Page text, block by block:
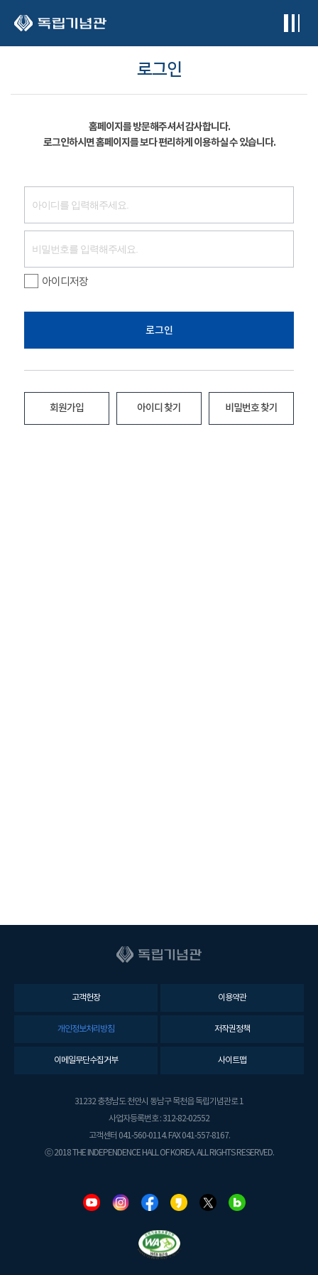
로그인
홈페이지를 방문해주셔서 감사합니다.
로그인하시면 홈페이지를 보다 편리하게 이용하실 수 있습니다.
아이디저장
로그인
회원가입 아이디 찾기 비밀번호 찾기
고객헌장 이용약관
개인정보처리방침 저작권정책
이메일무단수집거부 사이트맵
31232 충청남도 천안시 동남구 목천읍 독립기념관로 1
사업자등록번호 : 312-82-02552
고객센터 041-560-0114. FAX 041-557-8167.
ⓒ 2018 THE INDEPENDENCE HALL OF KOREA. ALL RIGHTS RESERVED.